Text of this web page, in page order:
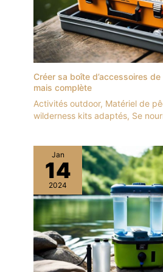
Créer sa boîte d’accessoires
mais complète
Activités outdoor, Matériel de
wilderness kits adaptés, Se
Jan
14
2024